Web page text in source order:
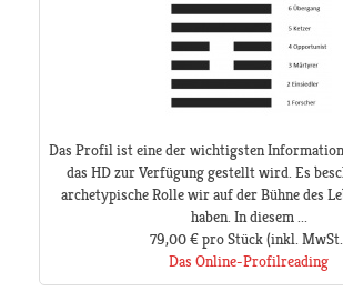
Das Profil ist eine der wichtigsten
das HD zur Verfügung gestellt wird. Es
archetypische Rolle wir auf der Bühne des
haben. In diesem ...
79,00 €pro Stück(inkl.
Das Online-Profilreading